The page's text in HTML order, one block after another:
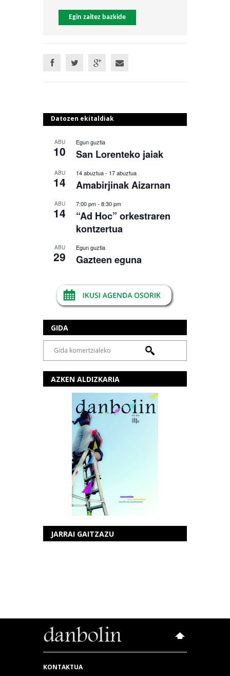
Egin zaitez bazkide
Datozen ekitaldiak
ABU
10
Egun guztia
San Lorenteko jaiak
ABU
14
14 abuztua- 17 abuztua
Amabirjinak Aizarnan
ABU
14
7:00 pm- 8:30 pm
“Ad Hoc” orkestraren
kontzertua
ABU
29
Egun guztia
Gazteen eguna
GIDA
AZKEN ALDIZKARIA
JARRAI GAITZAZU
KONTAKTUA